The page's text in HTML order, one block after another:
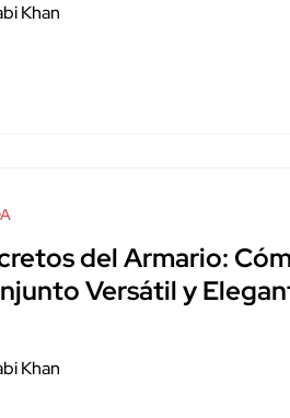
Khan
del Armario:
Versátil y
Khan